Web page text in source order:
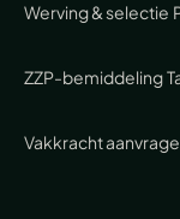
Werving & selectie
ZZP-bemiddeling
Vakkracht